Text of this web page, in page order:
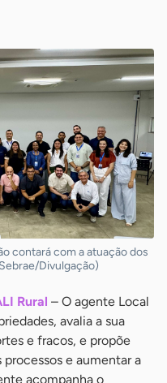
contará com a atuação dos
Divulgação)
Rural – O agente Local
avalia a sua
e fracos, e propõe
e aumentar a
acompanha o